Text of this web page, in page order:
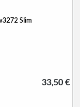
Slim
33,50 €